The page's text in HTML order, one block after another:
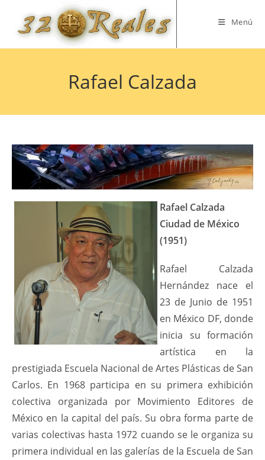
contenido
Menú
Rafael Calzada
Rafael Calzada
Ciudad de México
(1951)
Rafael Calzada
Hernández nace el
23 de Junio de 1951
en México DF, donde
inicia su formación
artística en la
prestigiada Escuela Nacional de Artes Plásticas de San
Carlos. En 1968 participa en su primera exhibición
colectiva organizada por Movimiento Editores de
México en la capital del país. Su obra forma parte de
varias colectivas hasta 1972 cuando se le organiza su
primera individual en las galerías de la Escuela de San